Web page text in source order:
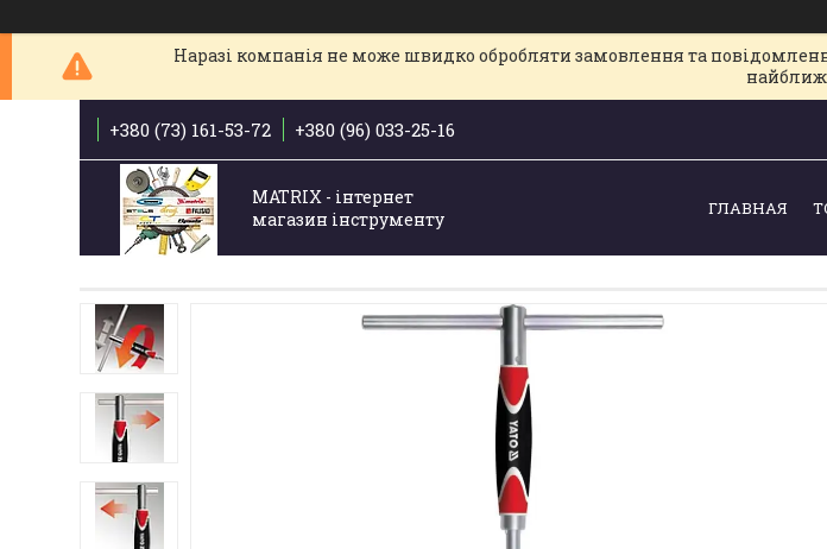
Наразі компанія не може швидко обробляти замовлення та
+380 (73) 161-53-72 +380 (96) 033-25-16
MATRIX - інтернет
магазин інструменту
ГЛАВНАЯ